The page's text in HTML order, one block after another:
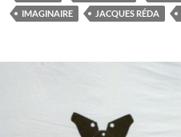
IMAGINAIRE
JACQUES RÉDA